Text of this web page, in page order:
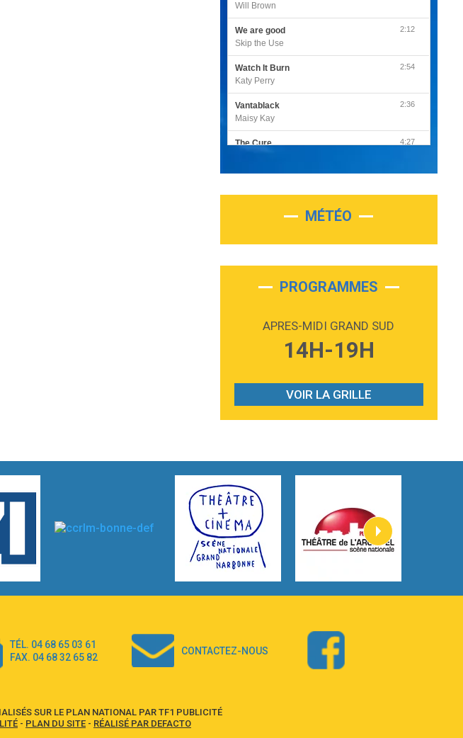
Will Brown
We are good
Skip the Use
2:12
Watch It Burn
Katy Perry
2:54
Vantablack
Maisy Kay
2:36
The Cure
4:27
Luke Combs
Second Chance
Martin Garrix & Ed Sheeran
Outta Sight
Bruno Mars
Love sensation
Madonna
2:59
Gracie Abrams
I Knew It, I Knew You
Taylor Swift
How It Was Before
Tom Gregory
Heaven On Your Mind
Hate that i made you love me
MÉTÉO
PROGRAMMES
APRES-MIDI GRAND SUD
14H-19H
VOIR LA GRILLE
TÉL. 04 68 65 03 61
FAX. 04 68 32 65 82
CONTACTEZ-NOUS
SUR LE PLAN NATIONAL PAR TF1 PUBLICITÉ
- PLAN DU SITE - RÉALISÉ PAR DEFACTO